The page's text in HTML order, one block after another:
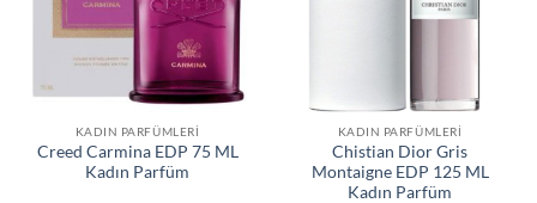
KADIN PARFÜMLERI
Creed Carmina EDP 75 ML
Kadın Parfüm
KADIN PARFÜMLERI
Chistian Dior Gris
Montaigne EDP 125 ML
Kadın Parfüm